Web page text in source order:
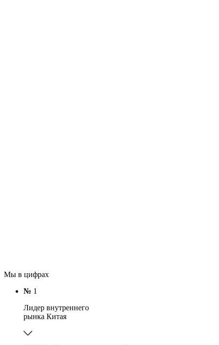
Мы в цифрах
№ 1
Лидер внутреннего
рынка Китая